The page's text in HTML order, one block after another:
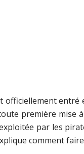
officiellement
première mise
par les
comment